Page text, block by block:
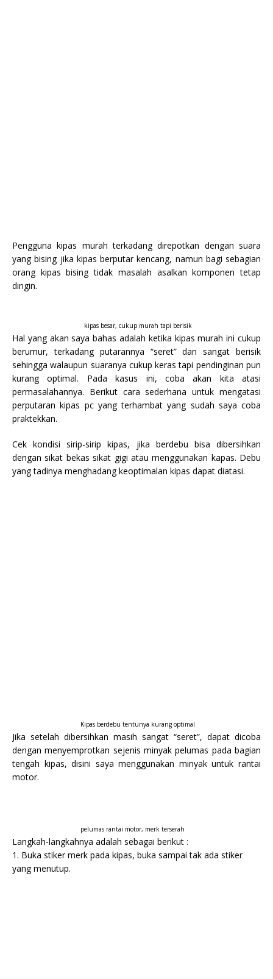
Pengguna kipas murah terkadang direpotkan dengan suara
yang bising jika kipas berputar kencang, namun bagi sebagian
orang kipas bising tidak masalah asalkan komponen tetap
dingin.
kipas besar, cukup murah tapi berisik
Hal yang akan saya bahas adalah ketika kipas murah ini cukup
berumur, terkadang putarannya “seret” dan sangat berisik
sehingga walaupun suaranya cukup keras tapi pendinginan pun
kurang optimal. Pada kasus ini, coba akan kita atasi
permasalahannya. Berikut cara sederhana untuk mengatasi
perputaran kipas pc yang terhambat yang sudah saya coba
praktekkan.
Cek kondisi sirip-sirip kipas, jika berdebu bisa dibersihkan
dengan sikat bekas sikat gigi atau menggunakan kapas. Debu
yang tadinya menghadang keoptimalan kipas dapat diatasi.
Kipas berdebu tentunya kurang optimal
Jika setelah dibersihkan masih sangat “seret”, dapat dicoba
dengan menyemprotkan sejenis minyak pelumas pada bagian
tengah kipas, disini saya menggunakan minyak untuk rantai
motor.
pelumas rantai motor, merk terserah
Langkah-langkahnya adalah sebagai berikut :
1. Buka stiker merk pada kipas, buka sampai tak ada stiker
yang menutup.